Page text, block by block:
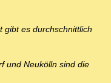
gibt es durchschnittlich
und Neukölln sind die